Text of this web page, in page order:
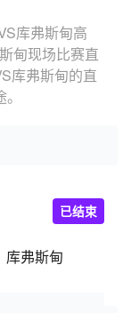
库弗斯甸高
甸现场比赛直
库弗斯甸的直
库弗斯甸
已结束